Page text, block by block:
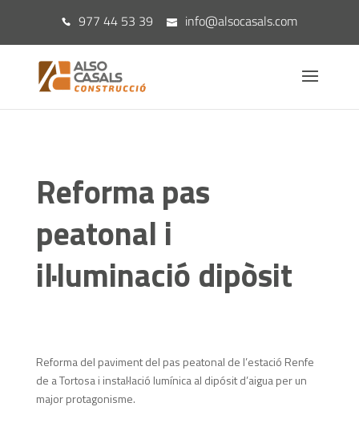
977 44 53 39 info@alsocasals.com
Reforma pas
peatonal i
il·luminació dipòsit
Reforma del paviment del pas peatonal de l’estació Renfe
de a Tortosa i instal·lació lumínica al dipósit d’aigua per un
major protagonisme.